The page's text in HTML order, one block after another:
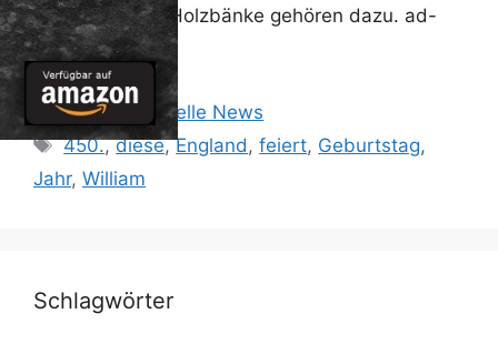
erleben. Härte Holzbänke gehören dazu. ad-
hoc-news.de
Kategorien
Reisen: Aktuelle News
Schlagwörter
450.,diese,England ,feiert, Geburtstag,
Jahr, William
Schlagwörter